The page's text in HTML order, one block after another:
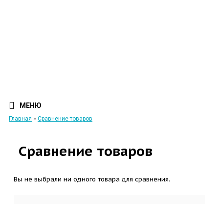
МЕНЮ
Главная » Сравнение товаров
Сравнение товаров
Вы не выбрали ни одного товара для сравнения.